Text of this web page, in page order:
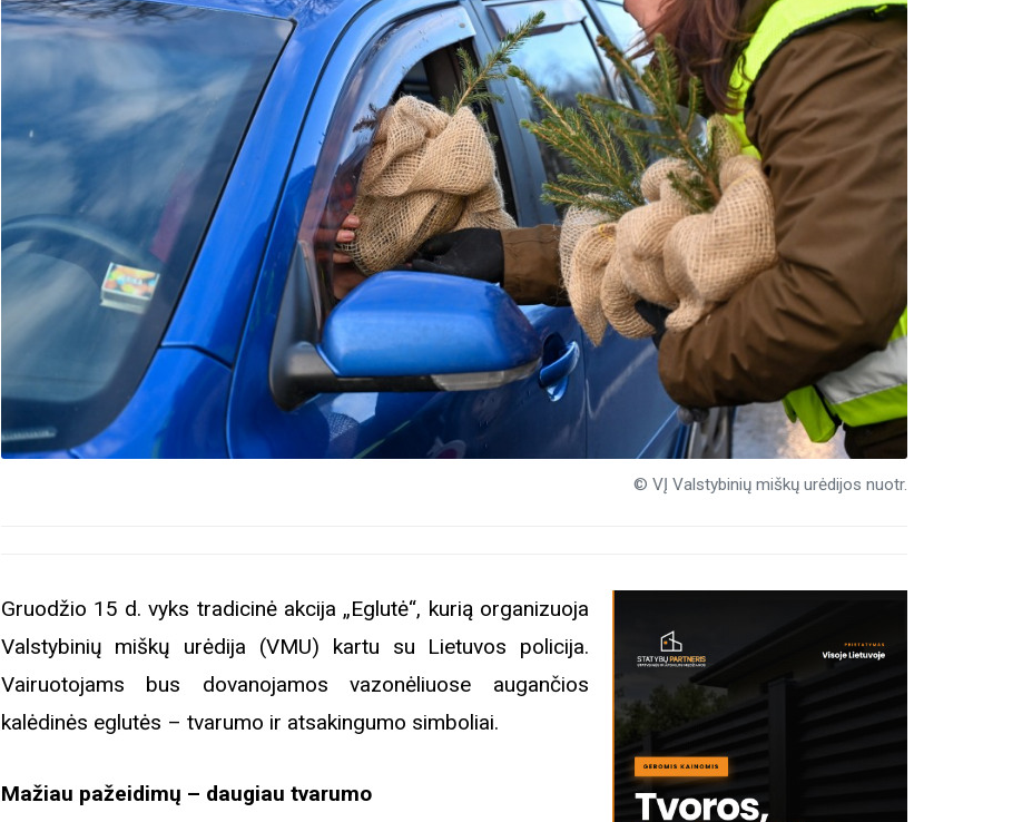
© VĮ Valstybinių miškų urėdijos nuotr.
Gruodžio 15 d. vyks tradicinė akcija „Eglutė“, kurią organizuoja
Valstybinių miškų urėdija (VMU) kartu su Lietuvos policija.
Vairuotojams bus dovanojamos vazonėliuose augančios
kalėdinės eglutės – tvarumo ir atsakingumo simboliai.
Mažiau pažeidimų – daugiau tvarumo